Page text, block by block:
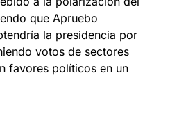
que Apruebo
la presidencia por
votos de sectores
favores políticos en un